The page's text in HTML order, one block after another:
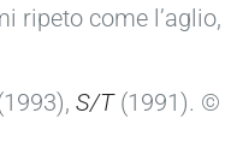
come
S/T (1991). ©